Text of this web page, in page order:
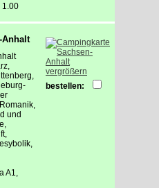
1.00
Anhalt
und
A1,
vergrößern
bestellen: